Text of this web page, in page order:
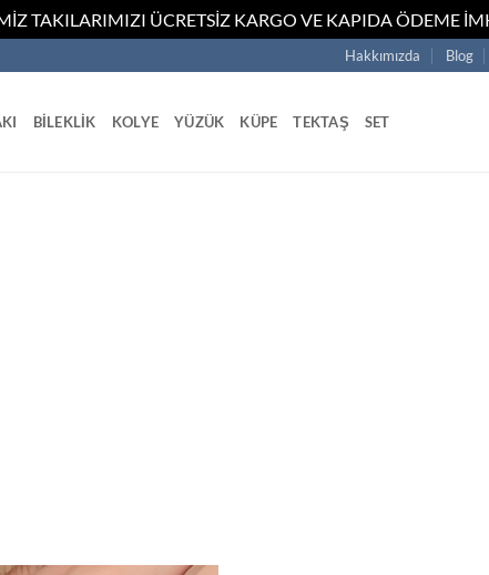
TAKILARIMIZI ÜCRETSİZ KARGO VE KAPIDA ÖDEME
Hakkımızda Blog
BILEKLIK KOLYE YÜZÜK KÜPE TEKTAŞ SET